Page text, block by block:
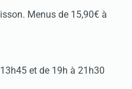
Menus de 15,90€ à
et de 19h à 21h30